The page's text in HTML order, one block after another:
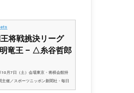
将戦挑決リーグ
竜王 – △糸谷哲郎
月7日（土）会場東京・将棋会館持
主催／スポーツニッポン新聞社・毎日
（株）囲碁将棋チャンネル公式サイト